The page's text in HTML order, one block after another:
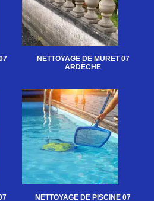
NETTOYAGE DE MURET 07
ARDÈCHE
NETTOYAGE DE PISCINE 07